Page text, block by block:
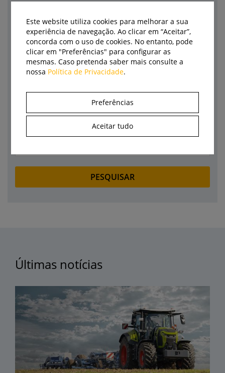
Categoria
Empresa
Últimas notícias
Este website utiliza cookies para melhorar a sua
experiência de navegação. Ao clicar em “Aceitar”,
concorda com o uso de cookies. No entanto, pode
clicar em "Preferências" para configurar as
mesmas. Caso pretenda saber mais consulte a
nossa Política de Privacidade.
Preferências
Aceitar tudo